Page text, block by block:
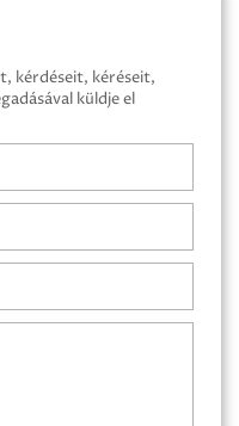
kérdéseit, kéréseit,
küldje el